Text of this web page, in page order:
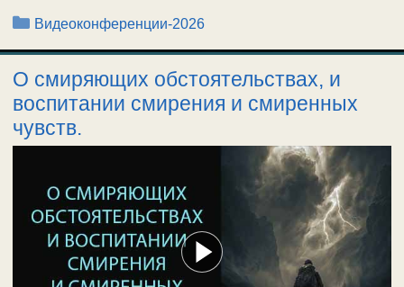
Рубрики
Видеоконференции-2026
О смиряющих обстоятельствах, и
воспитании смирения и смиренных
чувств.